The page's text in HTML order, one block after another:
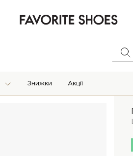
Знижки Акції